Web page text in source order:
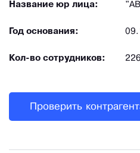
Название юр лица:
Год основания:
Кол-во сотрудников:
Проверить